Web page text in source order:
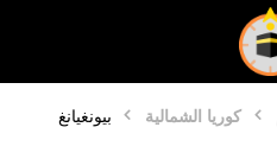
كوريا الشمالية بيونغيانغ